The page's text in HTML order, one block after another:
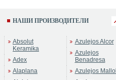
НАШИ ПРОИЗВОДИТЕЛИ
Absolut
Keramika
Adex
Alaplana
Azulejos Alcor
Azulejos
Benadresa
Azulejos Mallol